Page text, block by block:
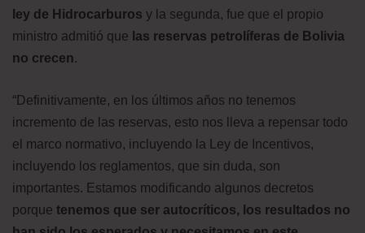
ley de Hidrocarburos y la segunda, fue que el propio
ministro admitió que las reservas petrolíferas de Bolivia
no crecen.
“Definitivamente, en los últimos años no tenemos
incremento de las reservas, esto nos lleva a repensar todo
el marco normativo, incluyendo la Ley de Incentivos,
incluyendo los reglamentos, que sin duda, son
importantes. Estamos modificando algunos decretos
porque tenemos que ser autocríticos, los resultados no